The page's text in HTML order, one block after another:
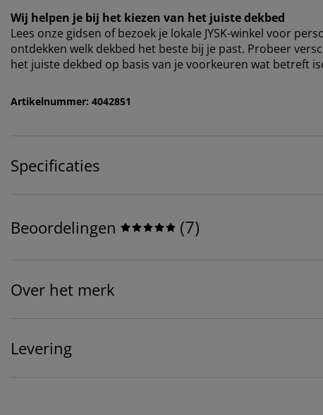
Wij helpen je bij het kiezen van het juiste dekbed
Lees onze gidsen of bezoek je lokale JYSK-winkel voor
ontdekken welk dekbed het beste bij je past. Probeer
het juiste dekbed op basis van je voorkeuren wat betreft
Artikelnummer: 4042851
Specificaties
Beoordelingen (7)
Over het merk
Levering